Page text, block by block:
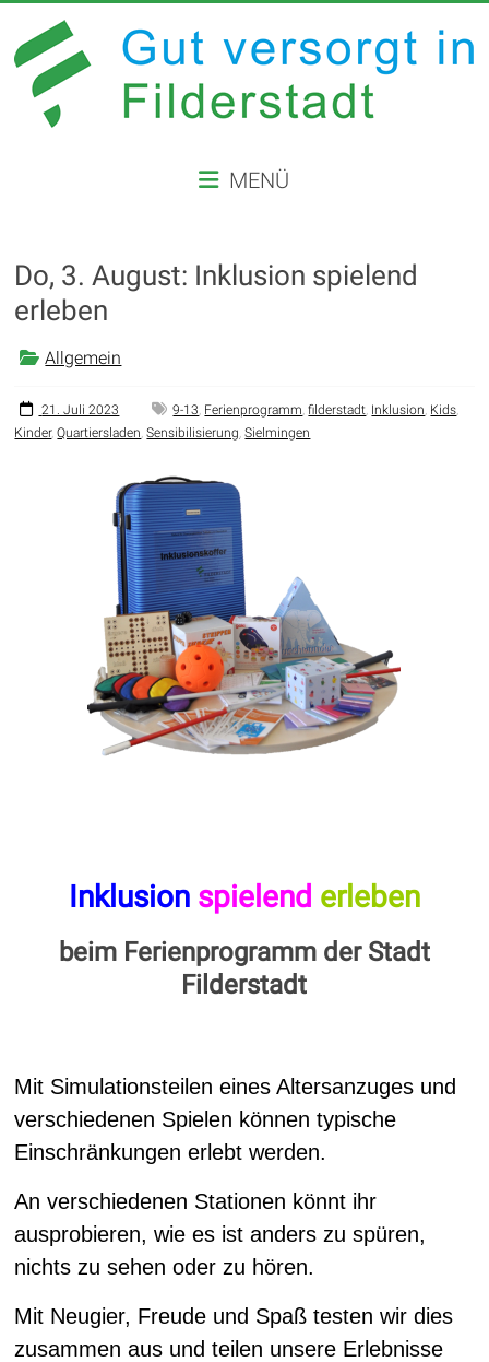
Inhalt
springen
VERSORGT
FILDERSTADT
Website
der
Filderstadt
MENÜ
Do, 3. August: Inklusion spielend
erleben
Allgemein
21. Juli 2023 9-13, Ferienprogramm,filderstadt, Inklusion, Kids,
Kinder,Quartiersladen,Sensibilisierung,Sielmingen
Inklusion spielend erleben
beim Ferienprogramm der Stadt
Filderstadt
Mit Simulationsteilen eines Altersanzuges und
verschiedenen Spielen können typische
Einschränkungen erlebt werden.
An verschiedenen Stationen könnt ihr
ausprobieren, wie es ist anders zu spüren,
nichts zu sehen oder zu hören.
Mit Neugier, Freude und Spaß testen wir dies
zusammen aus und teilen unsere Erlebnisse